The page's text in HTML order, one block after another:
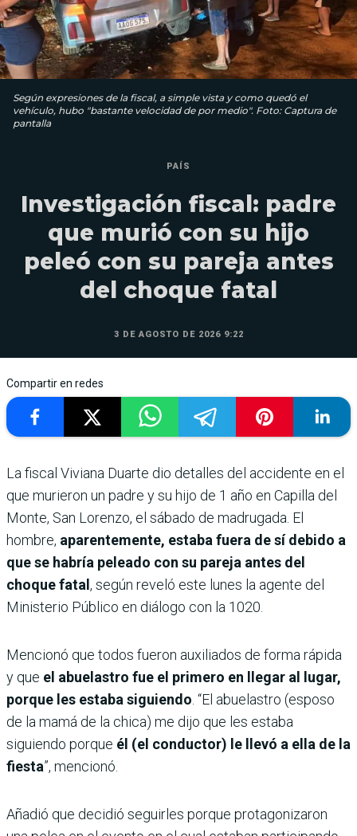
Según expresiones de la fiscal, a simple vista y como quedó el
vehículo, hubo "bastante velocidad de por medio". Foto: Captura de
pantalla
PAÍS
Investigación fiscal: padre
que murió con su hijo
peleó con su pareja antes
del choque fatal
3 DE AGOSTO DE 2026 9:22
Compartir en redes
La fiscal Viviana Duarte dio detalles del accidente en el
que murieron un padre y su hijo de 1 año en Capilla del
Monte, San Lorenzo, el sábado de madrugada. El
hombre, aparentemente, estaba fuera de sí debido a
que se habría peleado con su pareja antes del
choque fatal , según reveló este lunes la agente del
Ministerio Público en diálogo con la 1020.
Mencionó que todos fueron auxiliados de forma rápida
y que el abuelastro fue el primero en llegar al lugar,
porque les estaba siguiendo. “El abuelastro (esposo
de la mamá de la chica) me dijo que les estaba
siguiendo porque él (el conductor) le llevó a ella de la
fiesta”, mencionó.
Añadió que decidió seguirles porque protagonizaron